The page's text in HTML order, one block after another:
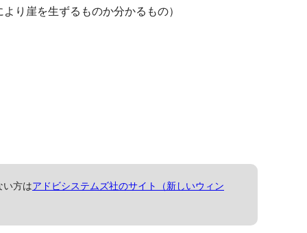
り崖を生ずるものか分かるもの）
い方はアドビシステムズ社のサイト（新しいウィン